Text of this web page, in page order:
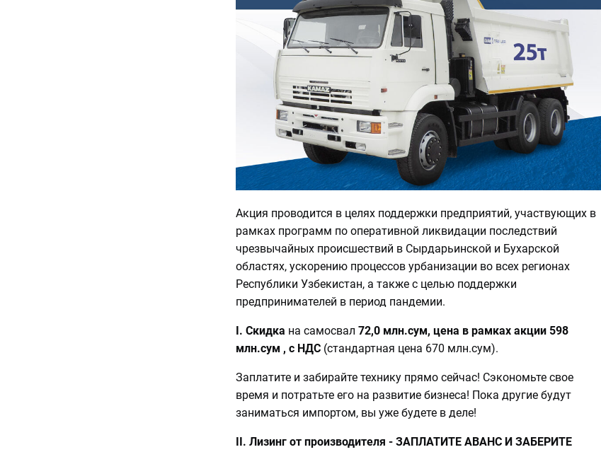
Акция проводится в целях поддержки предприятий, участвующих в
рамках программ по оперативной ликвидации последствий
чрезвычайных происшествий в Сырдарьинской и Бухарской
областях, ускорению процессов урбанизации во всех регионах
Республики Узбекистан, а также с целью поддержки
предпринимателей в период пандемии.
I. Скидка на самосвал 72,0 млн.сум, цена в рамках акции 598
млн.сум , с НДС(стандартная цена 670 млн.сум).
Заплатите и забирайте технику прямо сейчас! Сэкономьте свое
время и потратьте его на развитие бизнеса! Пока другие будут
заниматься импортом, вы уже будете в деле!
II. Лизинг от производителя - ЗАПЛАТИТЕ АВАНС И ЗАБЕРИТЕ